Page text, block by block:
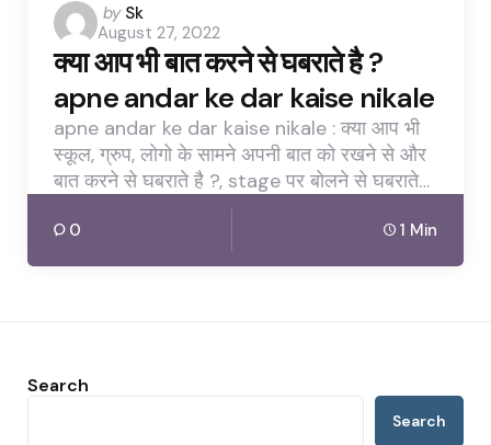
Posted
by
by Sk
August 27, 2022
क्या आप भी बात करने से घबराते है ?
apne andar ke dar kaise nikale
apne andar ke dar kaise nikale : क्या आप भी
स्कूल, ग्रुप, लोगो के सामने अपनी बात को रखने से और
बात करने से घबराते है ?, stage पर बोलने से घबराते…
0 1 Min
Search
Search